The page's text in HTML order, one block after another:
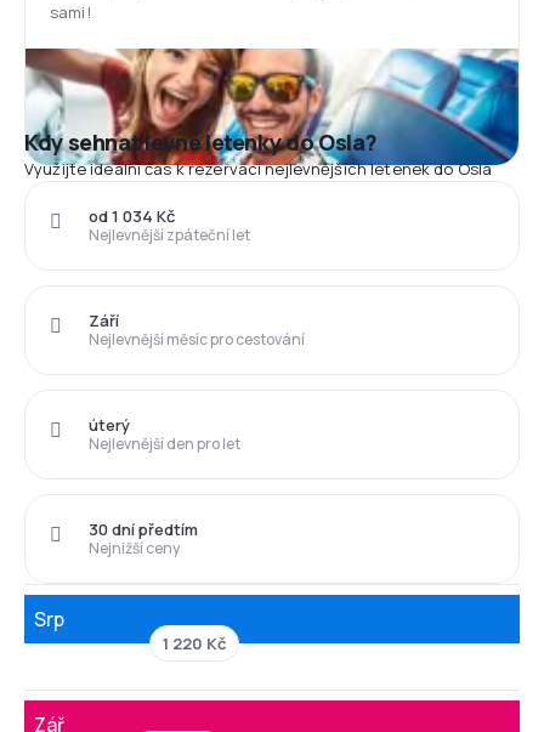
sami!
Kdy sehnat levné letenky do Osla?
Využijte ideální čas k rezervaci nejlevnějších letenek do Osla
Nejlevnější zpáteční let
od 1 034 Kč
Nejlevnější měsíc pro cestování
Září
Nejlevnější den pro let
úterý
Nejnižší ceny
30 dní předtím
Srp
1 220 Kč
Zář